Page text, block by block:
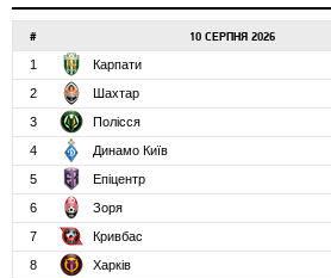
# 10 СЕРПНЯ 2026
1 Карпати
2
Шахтар
3
Полісся
4
Динамо Київ
5
Епіцентр
6
Зоря
7
Кривбас
8
Харків